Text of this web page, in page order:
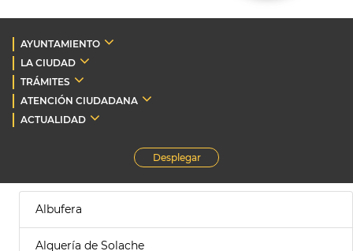
AYUNTAMIENTO
LA CIUDAD
TRÁMITES
ATENCIÓN CIUDADANA
ACTUALIDAD
Desplegar
Albufera
Alquería de Solache